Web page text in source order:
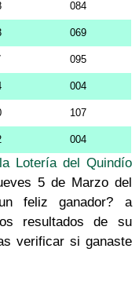
084
069
095
004
107
004
Lotería del Quindío
5 de Marzo del
feliz ganador? a
resultados de su
verificar si ganaste